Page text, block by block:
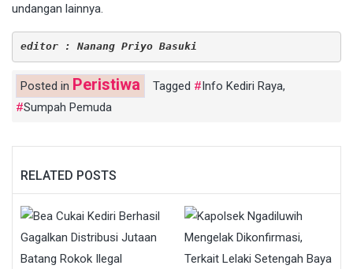
undangan lainnya.
editor : Nanang Priyo Basuki
Posted in Peristiwa Tagged Info Kediri Raya,
Sumpah Pemuda
RELATED POSTS